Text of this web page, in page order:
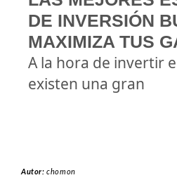
DE INVERSIÓN
MAXIMIZA TUS
A la hora de invertir
existen una gran
Autor:chomon